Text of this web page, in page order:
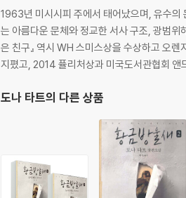
1963년 미시시피 주에서 태어났으며, 유수의
는 아름다운 문체와 정교한 서사 구조, 광범위
은 친구』 역시 WH 스미스상을 수상하고 오렌
지폈고, 2014 퓰리처상과 미국도서관협회 앤
도나 타트의 다른 상품